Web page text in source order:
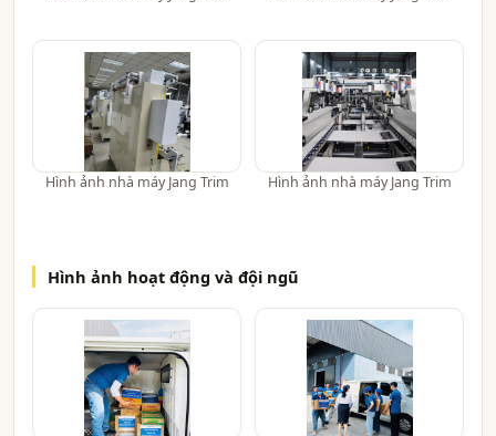
Hình ảnh nhà máy Jang Trim Hình ảnh nhà máy Jang Trim
Hình ảnh hoạt động và đội ngũ